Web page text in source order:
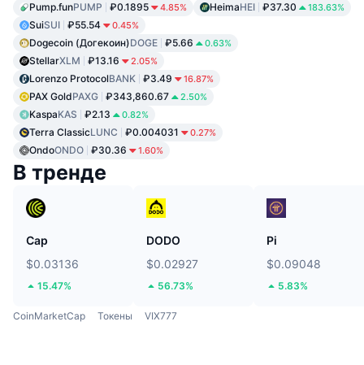
Pump.funPUMP ₽0.1895 4.85% HeimaHEI ₽37.30 183.63%
SuiSUI ₽55.54 0.45%
Dogecoin (Догекоин)DOGE ₽5.66 0.63%
StellarXLM ₽13.16 2.05%
Lorenzo ProtocolBANK ₽3.49 16.87%
PAX GoldPAXG ₽343,860.67 2.50%
KaspaKAS ₽2.13 0.82%
Terra ClassicLUNC ₽0.004031 0.27%
OndoONDO ₽30.36 1.60%
В тренде
Cap
$0.03136
15.47%
DODO
$0.02927
56.73%
Pi
$0.09048
5.83%
CoinMarketCap Токены VIX777